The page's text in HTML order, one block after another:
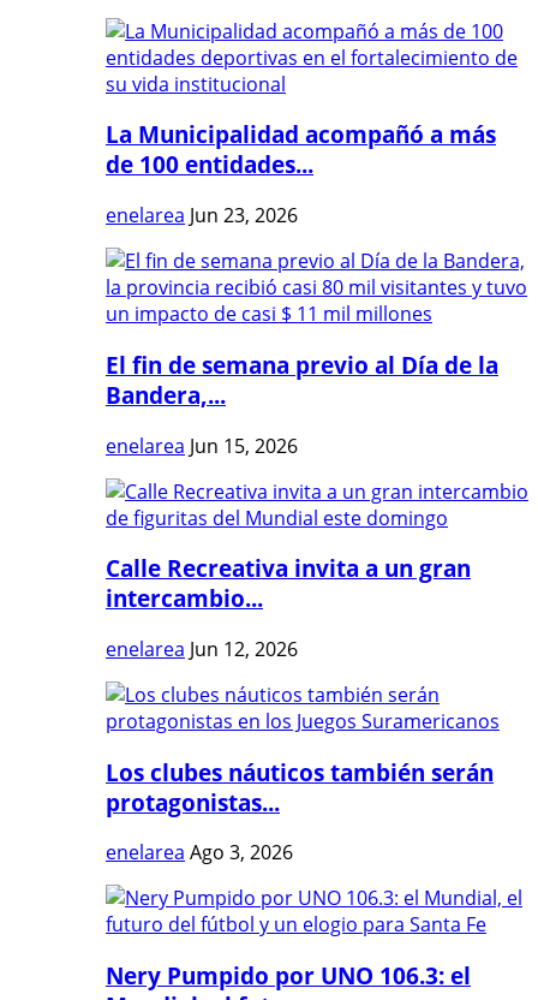
La Municipalidad acompañó a más
de 100 entidades...
enelarea Jun 23, 2026
El fin de semana previo al Día de la
Bandera,...
enelarea Jun 15, 2026
Calle Recreativa invita a un gran
intercambio...
enelarea Jun 12, 2026
Los clubes náuticos también serán
protagonistas...
enelarea Ago 3, 2026
Nery Pumpido por UNO 106.3: el